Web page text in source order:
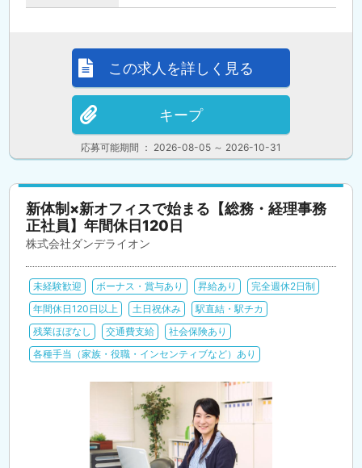
応募可能期間 ： 2026-08-05 ～ 2026-10-31
この求人を詳しく見る
キープ
新体制×新オフィスで始まる【総務・経理事務
正社員】年間休日120日
株式会社ダンデライオン
未経験歓迎 ボーナス・賞与あり 昇給あり
完全週休2日制
年間休日120日以上
土日祝休み
駅直結・駅チカ
残業ほぼなし
交通費支給
社会保険あり
各種手当（家族・役職・インセンティブなど）あり